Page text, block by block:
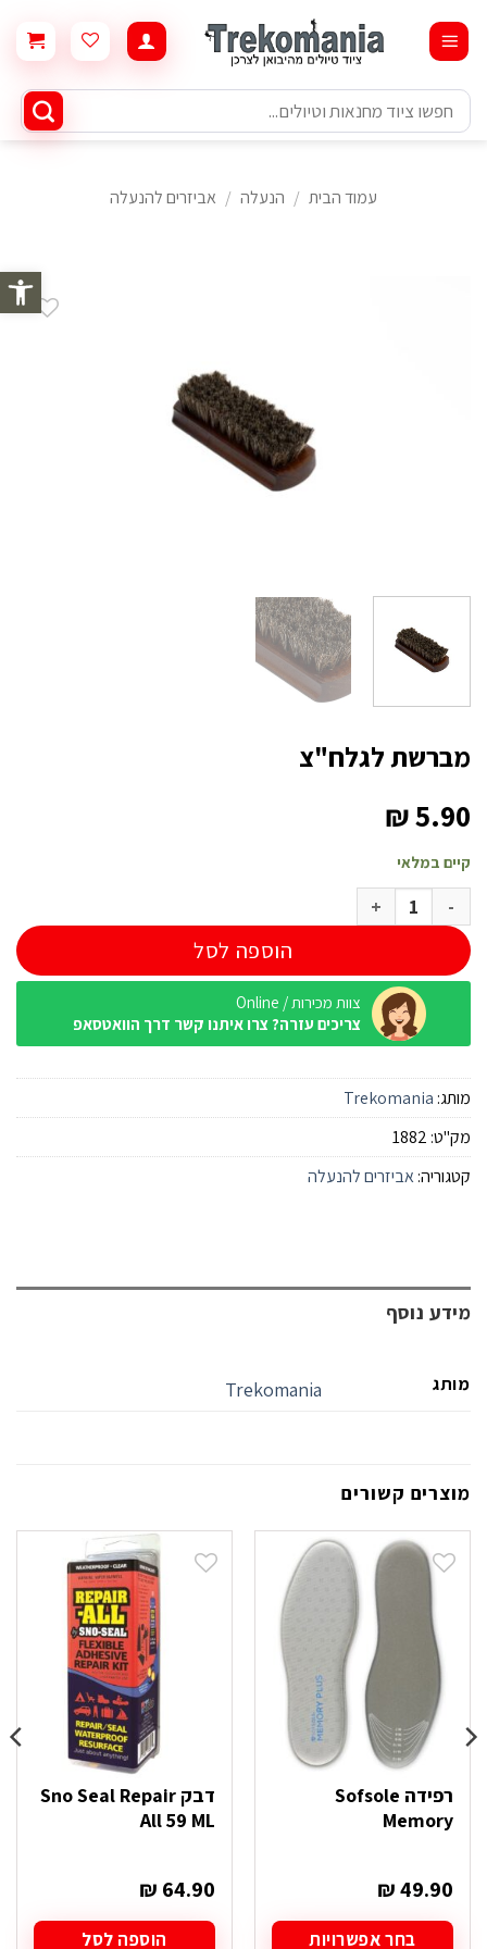
פתח
content
חיפוש
עבור:
עמוד הבית / הנעלה / אביזרים להנעלה
מברשת לגלח"צ
₪5.90
קיים במלאי
כמות של מברשת לגלח"צ
הוספה לסל
צוות מכירות / Online
צריכים עזרה? צרו איתנו קשר דרך הוואטסאפ
מותג: Trekomania
מק"ט: 1882
קטגוריה:אביזרים להנעלה
מידע נוסף
מותג Trekomania
מוצרים קשורים
רפידה Sofsole
Memory
₪49.90
בחר אפשרויות
דבק Sno Seal Repair
All 59 ML
₪ 64.90
הוספה לסל